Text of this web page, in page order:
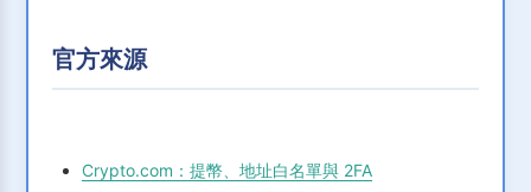
官方來源
Crypto.com：提幣、地址白名單與 2FA